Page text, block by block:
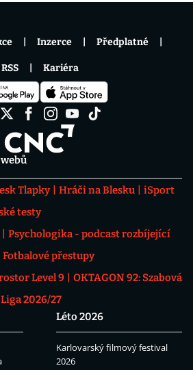
Tlapky Hráči na Blesku
iSport
testy
Psychologika - podcast rozbíjející
Fotbalové přestupy
Level 9
OKTAGON 92: Szabová
2026/27
Léto 2026
Karlovarský filmový festival
2026
Inzerce Předplatné
RSS Kariéra